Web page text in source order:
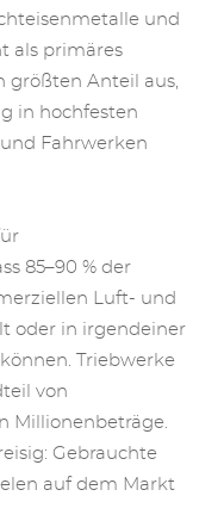
und
als primäres
größten Anteil aus,
in hochfesten
Fahrwerken
85–90 % der
Luft- und
oder in irgendeiner
Triebwerke
von
Millionenbeträge.
Gebrauchte
auf dem Markt